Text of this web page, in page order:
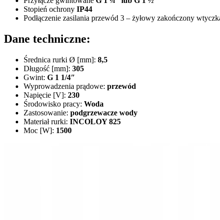
Stopień ochrony IP44
Podłączenie zasilania przewód 3 – żyłowy zakończony
Dane techniczne:
Średnica rurki Ø [mm]: 8,5
Długość [mm]: 305
Gwint: G 1 1/4″
Wyprowadzenia prądowe: przewód
Napięcie [V]: 230
Środowisko pracy: Woda
Zastosowanie: podgrzewacze wody
Materiał rurki: INCOLOY 825
Moc [W]: 1500